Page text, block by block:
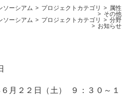
ソーシアム プロジェクトカテゴリ 属性
その他
ソーシアム プロジェクトカテゴリ 分野
お知らせ
２日（土） ９：３０～１